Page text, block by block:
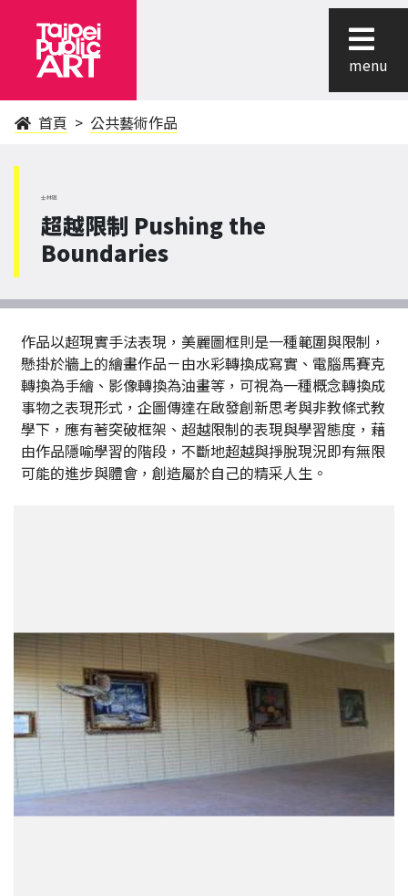
menu
首頁 公共藝術作品
士林區
超越限制 Pushing the
Boundaries
作品以超現實手法表現，美麗圖框則是一種範圍與限制，
懸掛於牆上的繪畫作品－由水彩轉換成寫實、電腦馬賽克
轉換為手繪、影像轉換為油畫等，可視為一種概念轉換成
事物之表現形式，企圖傳達在啟發創新思考與非教條式教
學下，應有著突破框架、超越限制的表現與學習態度，藉
由作品隱喻學習的階段，不斷地超越與掙脫現況即有無限
可能的進步與體會，創造屬於自己的精采人生。